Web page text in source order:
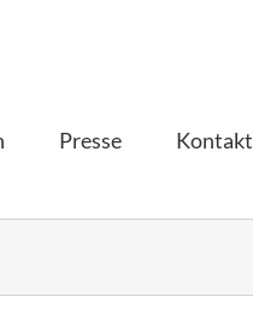
Presse Kontakt­